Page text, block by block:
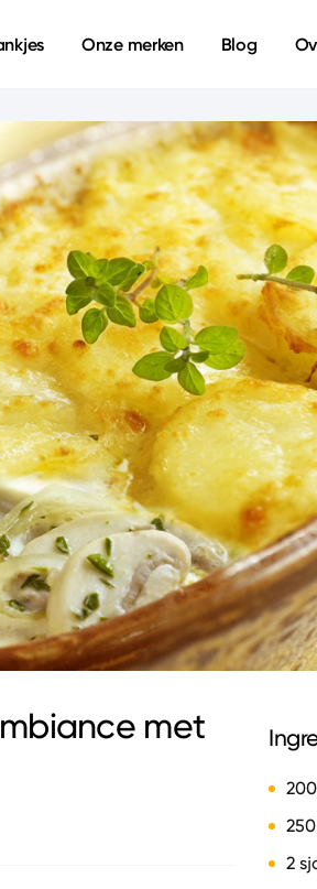
Onze merken Blog
met
2